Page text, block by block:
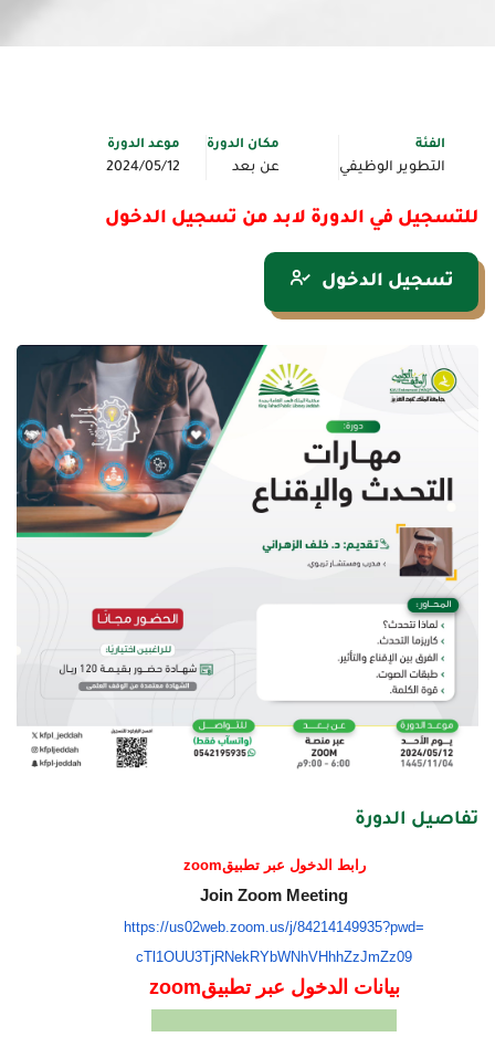
الفئة
التطوير الوظيفي
مكان الدورة
عن بعد
موعد الدورة
2024/05/12
للتسجيل في الدورة لابد من تسجيل الدخول
تسجيل الدخول
تفاصيل الدورة
رابط الدخول عبر تطبيقzoom
Join Zoom Meeting
https://us02web.zoom.us/j/84214149935?pwd=
cTl1OUU3TjRNekRYbWNhVHhhZzJmZz09
بيانات الدخول عبر تطبيقm
zoo